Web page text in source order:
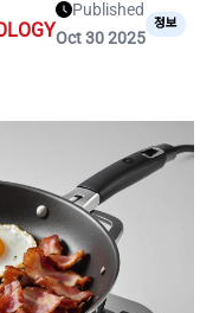
Published
Oct 30 2025
정보